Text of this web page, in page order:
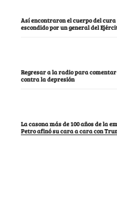
Así encontraron el cuerpo del cura
escondido por un general del
Regresar a la radio para
contra la depresión
La casona más de 100 años de la
Petro afinó su cara a cara con